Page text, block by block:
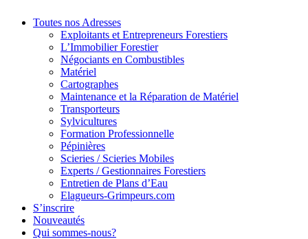
Toutes nos Adresses
Exploitants et Entrepreneurs Forestiers
L’Immobilier Forestier
Négociants en Combustibles
Matériel
Cartographes
Maintenance et la Réparation de Matériel
Transporteurs
Sylvicultures
Formation Professionnelle
Pépinières
Scieries / Scieries Mobiles
Experts / Gestionnaires Forestiers
Entretien de Plans d’Eau
Elagueurs-Grimpeurs.com
S’inscrire
Nouveautés
Qui sommes-nous?